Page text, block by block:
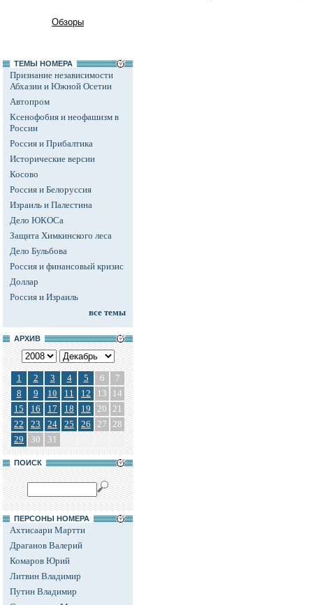
Обзоры
ТЕМЫ НОМЕРА
Признание независимости
Абхазии и Южной Осетии
Автопром
Ксенофобия и неофашизм в
России
Россия и Прибалтика
Исторические версии
Косово
Россия и Белоруссия
Израиль и Палестина
Дело ЮКОСа
Защита Химкинского леса
Дело Бульбова
Россия и финансовый кризис
Доллар
Россия и Израиль
все темы
АРХИВ
1 2 3 4 5 6
7
8
9 10 11 12 13
14
15
16 17 18 19 20 21
22
23 24 25 26 27 28
29
30 31
ПОИСК
ПЕРСОНЫ НОМЕРА
Ахтисаари Мартти
Драганов Валерий
Комаров Юрий
Литвин Владимир
Путин Владимир